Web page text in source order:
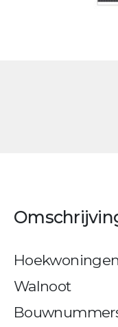
Walnoot
Bouwnummers: